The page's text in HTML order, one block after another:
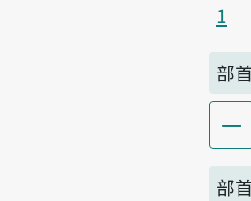
1
部
一
部